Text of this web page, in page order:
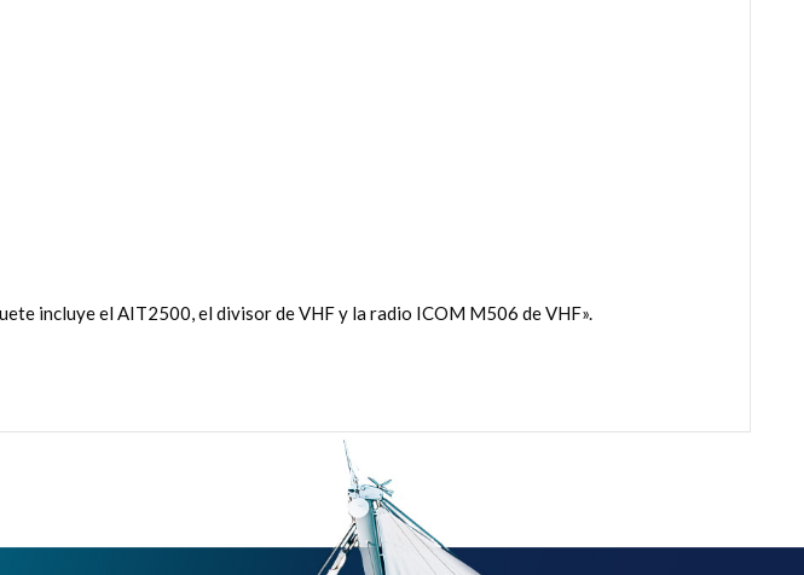
incluye el AIT2500, el divisor de VHF y la radio ICOM M506 de VHF».